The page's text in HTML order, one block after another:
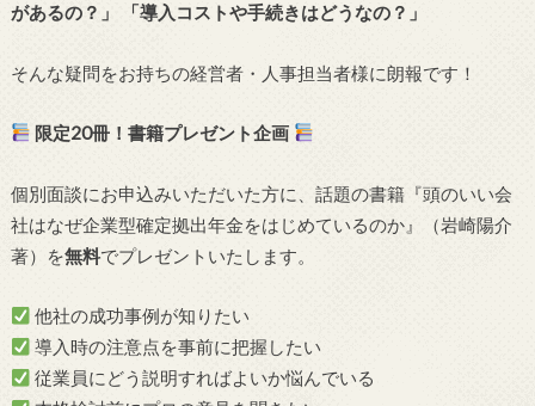
があるの？」
「導入コストや手続きはどうなの？」
そんな疑問をお持ちの経営者・人事担当者様に朗報です！
限定20冊！書籍プレゼント企画
個別面談にお申込みいただいた方に、話題の書籍『頭のいい会
社はなぜ企業型確定拠出年金をはじめているのか』（岩崎陽介
著）を無料でプレゼントいたします。
他社の成功事例が知りたい
導入時の注意点を事前に把握したい
従業員にどう説明すればよいか悩んでいる